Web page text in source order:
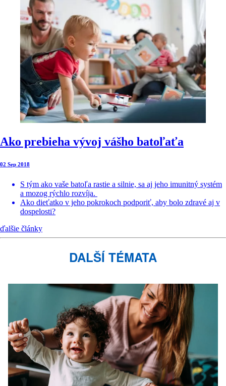
Ako prebieha vývoj vášho batoľaťa
02 Sep 2018
S tým ako vaše batoľa rastie a silnie, sa aj jeho imunitný systém
a mozog rýchlo rozvíja.
Ako dieťatko v jeho pokrokoch podporiť, aby bolo zdravé aj v
dospelosti?
ďalšie články
DALŠÍ TÉMATA